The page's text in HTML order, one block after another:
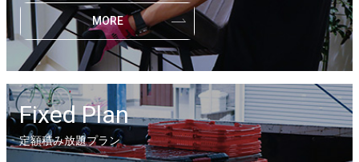
MORE
Fixed Plan
定額積み放題プラン